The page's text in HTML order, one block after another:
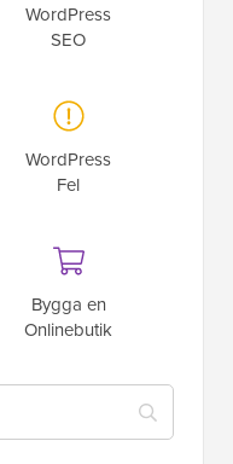
WordPress
SEO
WordPress
Fel
Bygga en
Onlinebutik